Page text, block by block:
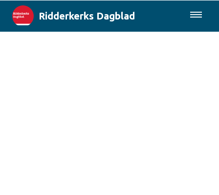
Ridderkerks Dagblad